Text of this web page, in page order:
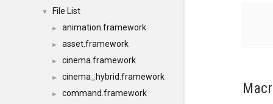
▼ File List
► animation.framework
► asset.framework
► cinema.framework
► cinema_hybrid.framework
► command.framework